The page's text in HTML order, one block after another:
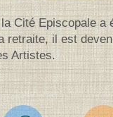
Cité Episcopale a
retraite, il est
Artistes.